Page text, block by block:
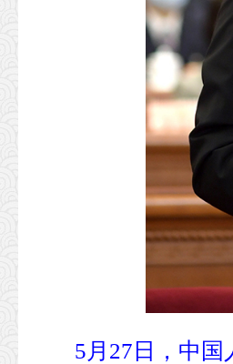
5月27日，中